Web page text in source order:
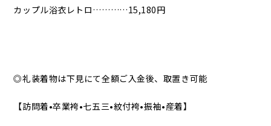
カップル浴衣レトロ…………15,180円
◎礼装着物は下見にて全額ご入金後、取置き可能
【訪問着•卒業袴•七五三•紋付袴•振袖•産着】